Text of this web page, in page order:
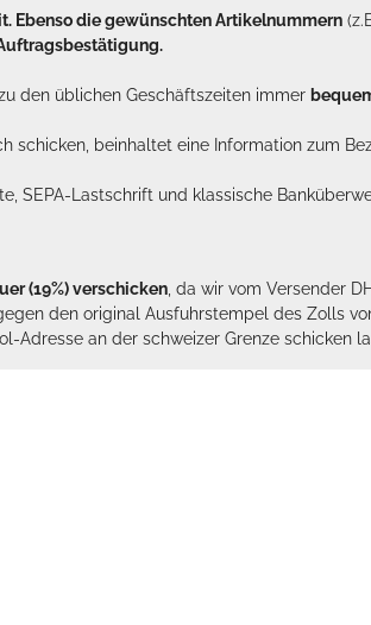
Ebenso die gewünschten Artikelnummern
den üblichen Geschäftszeiten immer
schicken, beinhaltet eine Information zum
SEPA-Lastschrift und klassische
(19%) verschicken , da wir vom Versender
den original Ausfuhrstempel des Zolls
Adresse an der schweizer Grenze schicken